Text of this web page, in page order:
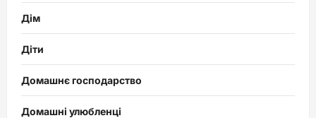
Дім
Діти
Домашнє господарство
Домашні улюбленці